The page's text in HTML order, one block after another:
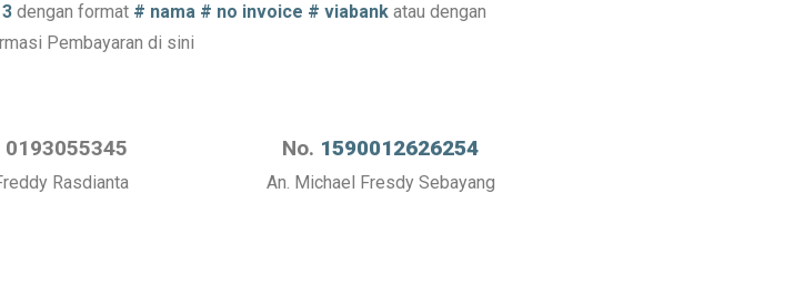
dengan format # nama # no invoice # viabank atau dengan
Pembayaran di sini
0193055345
Rasdianta
No. 1590012626254
An. Michael Fresdy Sebayang